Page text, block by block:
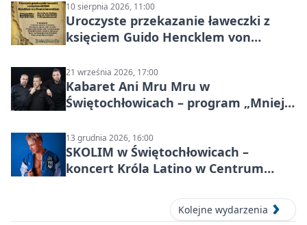
10 sierpnia 2026, 11:00
Uroczyste przekazanie ławeczki z
księciem Guido Hencklem von
21 września 2026, 17:00
Kabaret Ani Mru Mru w
Świętochłowicach – program „Mniej
13 grudnia 2026, 16:00
SKOLIM w Świętochłowicach –
koncert Króla Latino w Centrum
Kolejne wydarzenia